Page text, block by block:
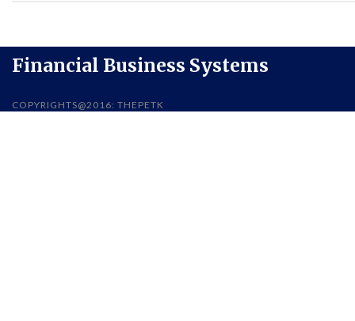
Financial Business Systems
COPYRIGHTS@2016: THEPETK